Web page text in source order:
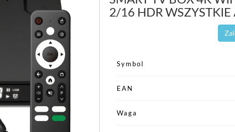
2/16 HDR WSZYSTKIE
Symbol
EAN
Waga